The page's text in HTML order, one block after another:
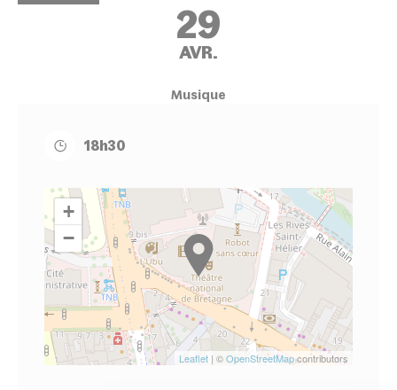
29
AVR.
Musique
18h30
+
−
Leaflet | ©OpenStreetMapcontributors